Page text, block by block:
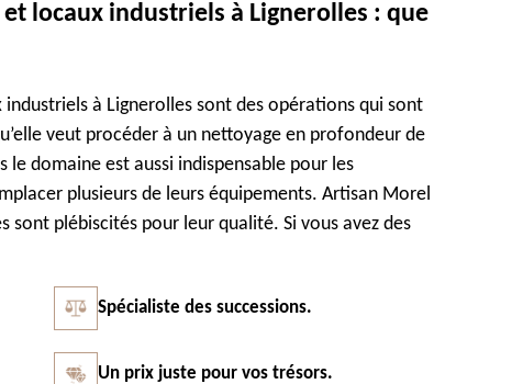
locaux industriels à Lignerolles : que
à Lignerolles sont des opérations qui sont
veut procéder à un nettoyage en profondeur de
le domaine est aussi indispensable pour les
plusieurs de leurs équipements. Artisan Morel
sont plébiscités pour leur qualité. Si vous avez des
Spécialiste des successions.
Un prix juste pour vos trésors.